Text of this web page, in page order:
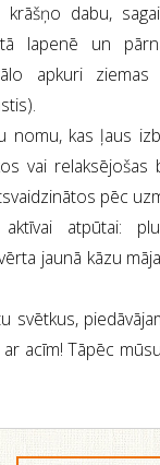
dabu,
lapenē un
apkuri
nomu, kas ļaus
vai
pēc
atpūtai:
jaunā kāzu
svētkus,
acīm! Tāpēc